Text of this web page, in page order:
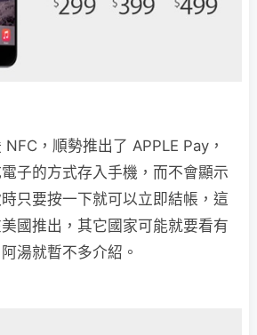
，順勢推出了 APPLE Pay，
子的方式存入手機，而不會顯示
只要按一下就可以立即結帳，這
國推出，其它國家可能就要看有
湯就暫不多介紹。